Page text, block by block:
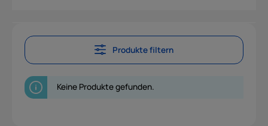
Produkte filtern
Keine Produkte gefunden.